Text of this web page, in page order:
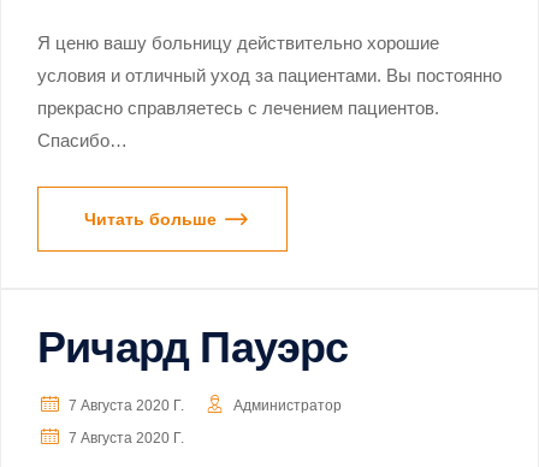
Я ценю вашу больницу действительно хорошие
условия и отличный уход за пациентами. Вы постоянно
прекрасно справляетесь с лечением пациентов.
Спасибо…
Читать больше
Ричард Пауэрс
7 Августа 2020 Г.
Администратор
7 Августа 2020 Г.